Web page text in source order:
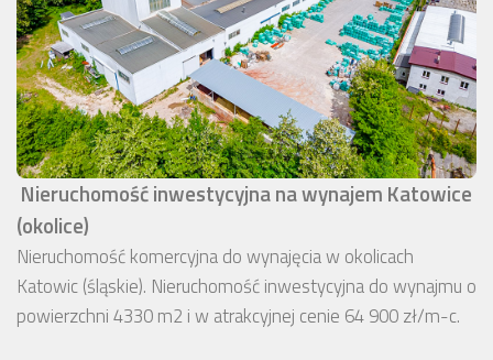
Nieruchomość inwestycyjna na wynajem Katowice
(okolice)
Nieruchomość komercyjna do wynajęcia w okolicach
Katowic (śląskie). Nieruchomość inwestycyjna do wynajmu o
powierzchni 4330 m2 i w atrakcyjnej cenie 64 900 zł/m-c.